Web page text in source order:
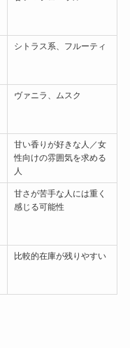
シトラス系、フルーティ
ヴァニラ、ムスク
甘い香りが好きな人／女
性向けの雰囲気を求める
人
甘さが苦手な人には重く
感じる可能性
比較的在庫が残りやすい